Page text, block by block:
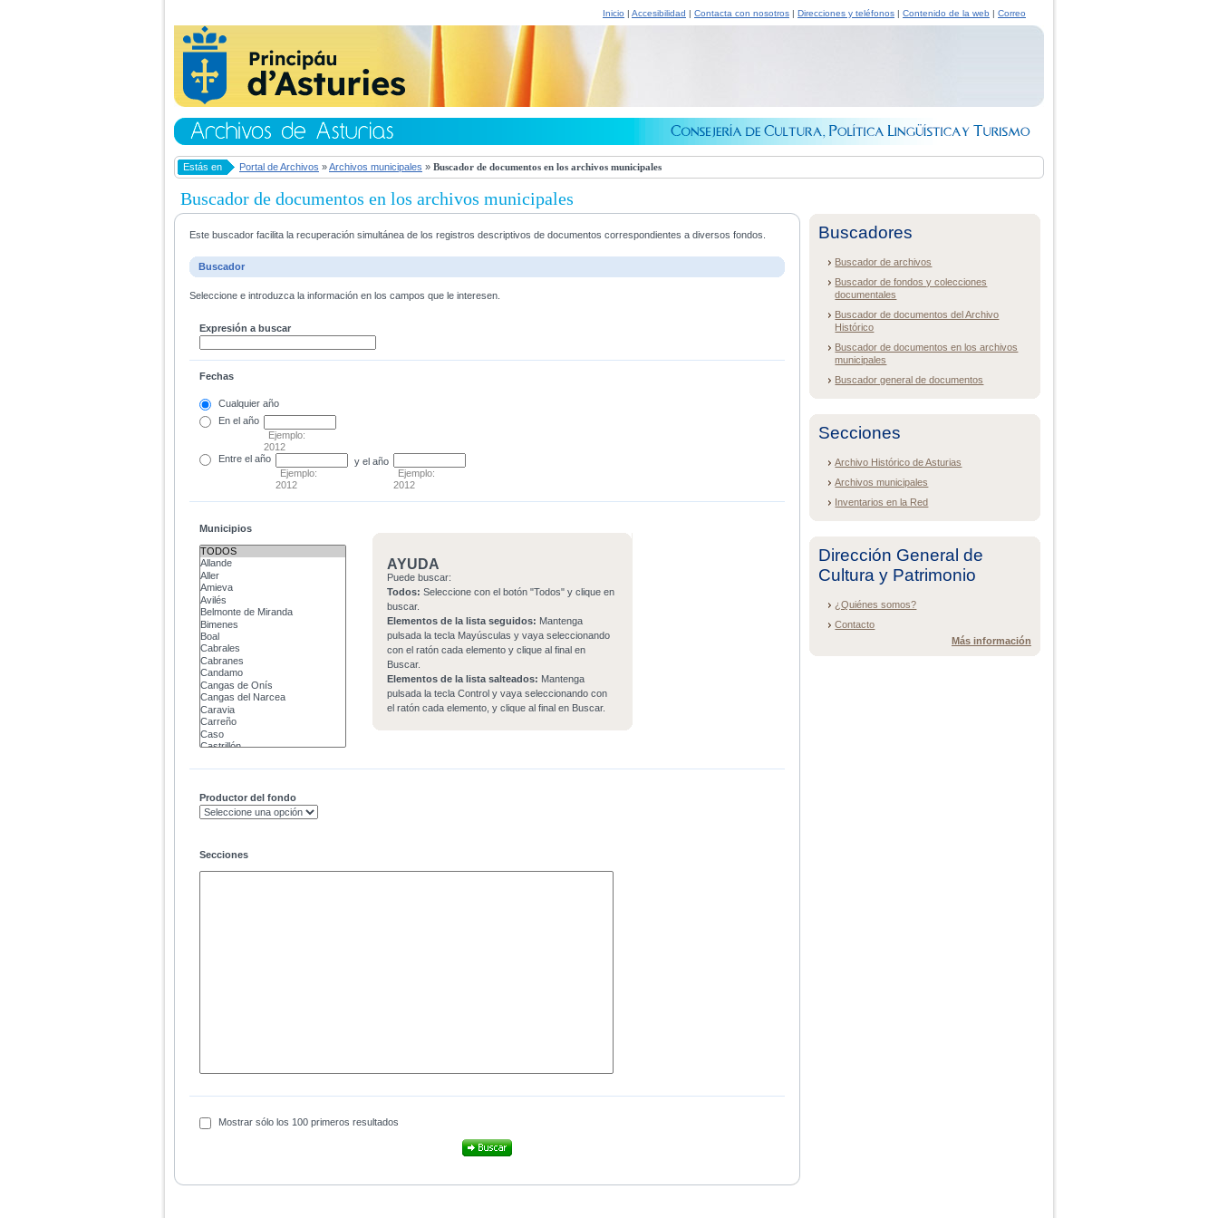
Inicio | Accesibilidad | Contacta con nosotros | Direcciones y teléfonos | Contenido de la web | Correo
Estás en Portal de Archivos »Archivos municipales » Buscador de documentos en los archivos municipales
Buscador de documentos en los archivos municipales
Este buscador facilita la recuperación simultánea de los registros descriptivos de documentos correspondientes a diversos fondos.
Buscador
Seleccione e introduzca la información en los campos que le interesen.
Expresión a buscar
Fechas
Cualquier año
En el año
Ejemplo:
2012
Entre el año
Ejemplo:
2012
y el año
Ejemplo:
2012
Municipios
AYUDA
Puede buscar:
Todos: Seleccione con el botón "Todos" y clique en
buscar.
Elementos de la lista seguidos: Mantenga
pulsada la tecla Mayúsculas y vaya seleccionando
con el ratón cada elemento y clique al final en
Buscar.
Elementos de la lista salteados: Mantenga
pulsada la tecla Control y vaya seleccionando con
el ratón cada elemento, y clique al final en Buscar.
Productor del fondo
Secciones
Mostrar sólo los 100 primeros resultados
Buscadores
Buscador de archivos
Buscador de fondos y colecciones
documentales
Buscador de documentos del Archivo
Histórico
Buscador de documentos en los archivos
municipales
Buscador general de documentos
Secciones
Archivo Histórico de Asturias
Archivos municipales
Inventarios en la Red
Dirección General de
Cultura y Patrimonio
¿Quiénes somos?
Contacto
Más información